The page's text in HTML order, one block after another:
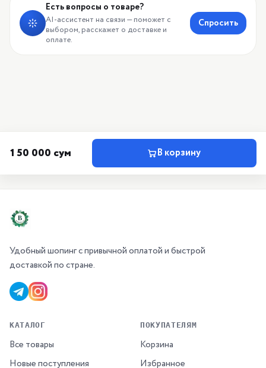
Есть вопросы о товаре?
AI-ассистент на связи — поможет с
выбором, расскажет о доставке и
оплате.
Спросить
150 000 сум В корзину
Удобный шопинг с привычной оплатой и быстрой
доставкой по стране.
КАТАЛОГ
Все товары
Новые поступления
ПОКУПАТЕЛЯМ
Корзина
Избранное